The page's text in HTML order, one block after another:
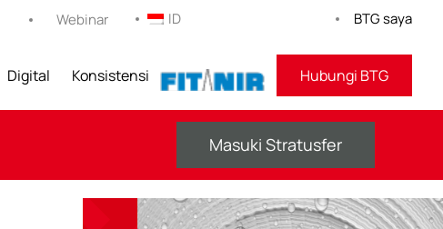
Webinar ID BTG saya
Digital Konsistensi KEBUGARAN Hubungi BTG
Masuki Stratusfer